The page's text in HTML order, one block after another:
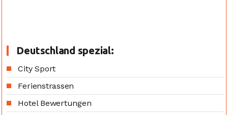
Deutschland spezial:
City Sport
Ferienstrassen
Hotel Bewertungen